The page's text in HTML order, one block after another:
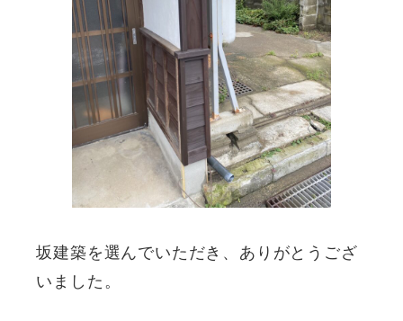
坂建築を選んでいただき、ありがとうござ
いました。